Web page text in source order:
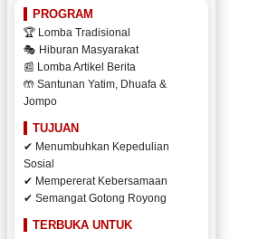
PROGRAM
🏆 Lomba Tradisional
🎭 Hiburan Masyarakat
📰 Lomba Artikel Berita
🤲 Santunan Yatim, Dhuafa &
Jompo
TUJUAN
✔ Menumbuhkan Kepedulian
Sosial
✔ Mempererat Kebersamaan
✔ Semangat Gotong Royong
TERBUKA UNTUK